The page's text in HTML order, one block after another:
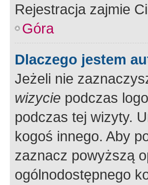
Rejestracja zajmie
Góra
Dlaczego jestem
Jeżeli nie
wizycie podczas
podczas tej wizyty.
kogoś innego. Aby
zaznacz powyższą
ogólnodostępnego